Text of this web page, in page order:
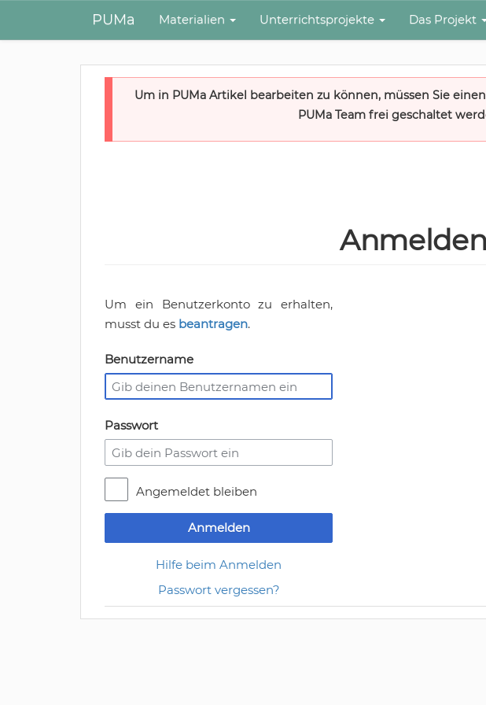
PUMa Materialien Unterrichtsprojekte Das Projekt
Um in PUMa Artikel bearbeiten zu können, müssen Sie
PUMa Team frei geschaltet
Anmelden
Um ein Benutzerkonto zu erhalten,
musst du es beantragen.
Benutzername
Passwort
Angemeldet bleiben
Anmelden
Hilfe beim Anmelden
Passwort vergessen?